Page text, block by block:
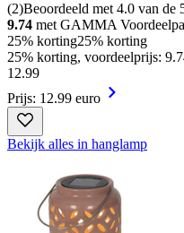
(2)Beoordeeld met 4.0 van de
9.74 met GAMMA
25% korting25% korting
25% korting, voordeelprijs:
12.99
Prijs: 12.99 euro
Bekijk alles in hanglamp